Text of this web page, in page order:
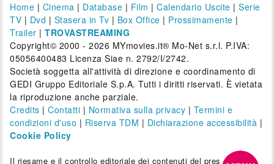
Home | Cinema | Database | Film |Calendario Uscite |Serie
TV | Dvd | Stasera in Tv | Box Office | Prossimamente |
Trailer |TROVASTREAMING
Copyright© 2000 - 2026 MYmovies.it® Mo-Net s.r.l. P.IVA:
05056400483 Licenza Siae n. 2792/I/2742.
Società soggetta all'attività di direzione e coordinamento di
GEDI Gruppo Editoriale S.p.A. Tutti i diritti riservati. È vietata
la riproduzione anche parziale.
Credits |Contatti | Normativa sulla privacy | Termini e
condizioni d'uso | Riserva TDM | Dichiarazione accessibilità |
Cookie Policy
Il riesame e il controllo editoriale dei contenuti del presente sito